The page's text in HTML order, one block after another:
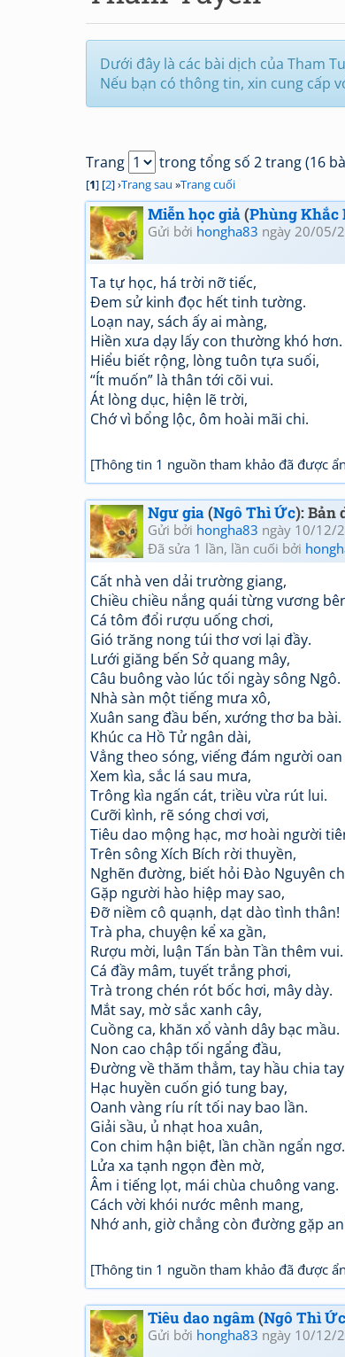
Dưới đây là các bài dịch của Tham
Nếu bạn có thông tin, xin cung cấp
Trang trong tổng số 2 trang (16
[1] [2] ›Trang sau »Trang cuối
Miễn học giả(Phùng Khắc
Gửi bởi hongha83 ngày 20/05/
Ta tự học, há trời nỡ tiếc,
Đem sử kinh đọc hết tinh tường.
Loạn nay, sách ấy ai màng,
Hiền xưa dạy lấy con thường khó hơn.
Hiểu biết rộng, lòng tuôn tựa suối,
“Ít muốn” là thân tới cõi vui.
Át lòng dục, hiện lẽ trời,
Chớ vì bổng lộc, ôm hoài mãi chi.
[Thông tin 1 nguồn tham khảo đã được
Ngư gia(Ngô Thì Ức): Bản
Gửi bởi hongha83 ngày 10/12/
Đã sửa 1 lần, lần cuối bởi
Cất nhà ven dải trường giang,
Chiều chiều nắng quái từng vương
Cá tôm đổi rượu uống chơi,
Gió trăng nong túi thơ vơi lại đầy.
Lưới giăng bến Sở quang mây,
Câu buông vào lúc tối ngày sông Ngô.
Nhà sàn một tiếng mưa xô,
Xuân sang đầu bến, xướng thơ ba bài.
Khúc ca Hồ Tử ngân dài,
Vẳng theo sóng, viếng đám người oan
Xem kìa, sắc lá sau mưa,
Trông kìa ngấn cát, triều vừa rút lui.
Cưỡi kình, rẽ sóng chơi vơi,
Tiêu dao mộng hạc, mơ hoài người
Trên sông Xích Bích rời thuyền,
Nghẽn đường, biết hỏi Đào Nguyên
Gặp người hào hiệp may sao,
Đỡ niềm cô quạnh, dạt dào tình thân!
Trà pha, chuyện kể xa gần,
Rượu mời, luận Tấn bàn Tần thêm vui.
Cá đầy mâm, tuyết trắng phơi,
Trà trong chén rót bốc hơi, mây dày.
Mắt say, mờ sắc xanh cây,
Cuồng ca, khăn xổ vành dây bạc mầu.
Non cao chập tối ngẩng đầu,
Đường về thăm thẳm, tay hầu chia
Hạc huyền cuốn gió tung bay,
Oanh vàng ríu rít tối nay bao lần.
Giải sầu, ủ nhạt hoa xuân,
Con chim hận biệt, lần chần ngẩn ngơ.
Lửa xa tạnh ngọn đèn mờ,
Âm i tiếng lọt, mái chùa chuông vang.
Cách vời khói nước mênh mang,
Nhớ anh, giờ chẳng còn đường gặp
[Thông tin 1 nguồn tham khảo đã được
Tiêu dao ngâm(Ngô Thì Ức
Gửi bởi hongha83 ngày 10/12/